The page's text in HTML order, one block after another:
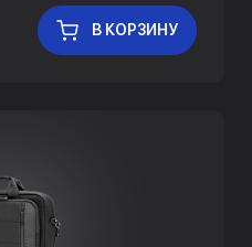
В КОРЗИНУ